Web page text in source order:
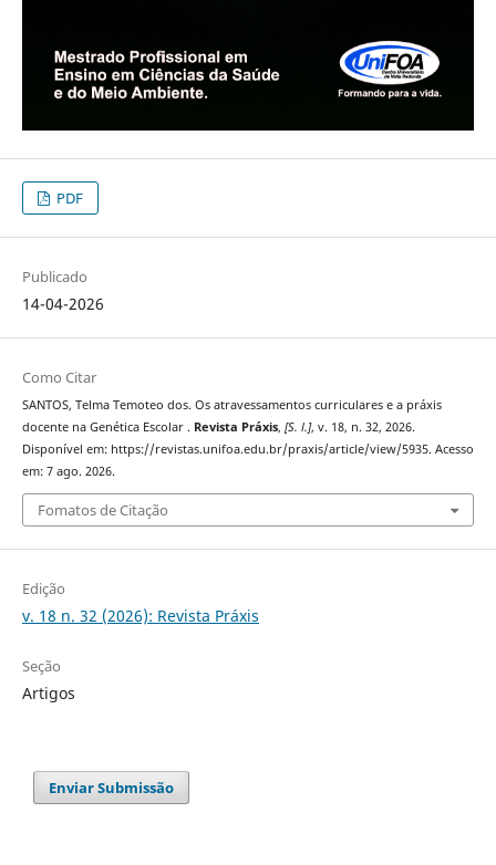
PDF
Publicado
14-04-2026
Como Citar
SANTOS, Telma Temoteo dos. Os atravessamentos curriculares e a práxis
docente na Genética Escolar . Revista Práxis, [S. l.], v. 18, n. 32, 2026.
Disponível em: https://revistas.unifoa.edu.br/praxis/article/view/5935. Acesso
em: 7 ago. 2026.
Fomatos de Citação
Edição
v. 18 n. 32 (2026): Revista Práxis
Seção
Artigos
Enviar Submissão